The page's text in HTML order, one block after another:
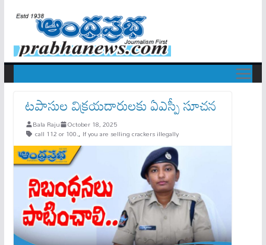
ట‌పాసుల విక్ర‌య‌దారుల‌కు ఏఎస్పీ సూచ‌న‌
Bala Raju October 18, 2025
call 112 or 100., If you are selling crackers illegally